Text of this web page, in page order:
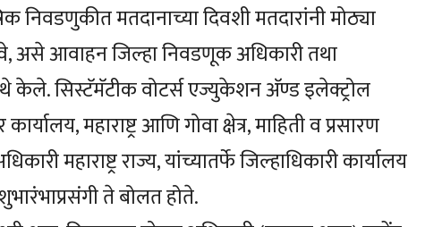
निवडणुकीत मतदानाच्या दिवशी मतदारांनी मोठ्या
असे आवाहन जिल्हा निवडणूक अधिकारी तथा
केले. सिस्टॅमॅटीक वोटर्स एज्युकेशन अ‍ॅण्ड इलेक्ट्रोल
कार्यालय, महाराष्ट्र आणि गोवा क्षेत्र, माहिती व प्रसारण
महाराष्ट्र राज्य, यांच्यातर्फे जिल्हाधिकारी कार्यालय
ते बोलत होते.